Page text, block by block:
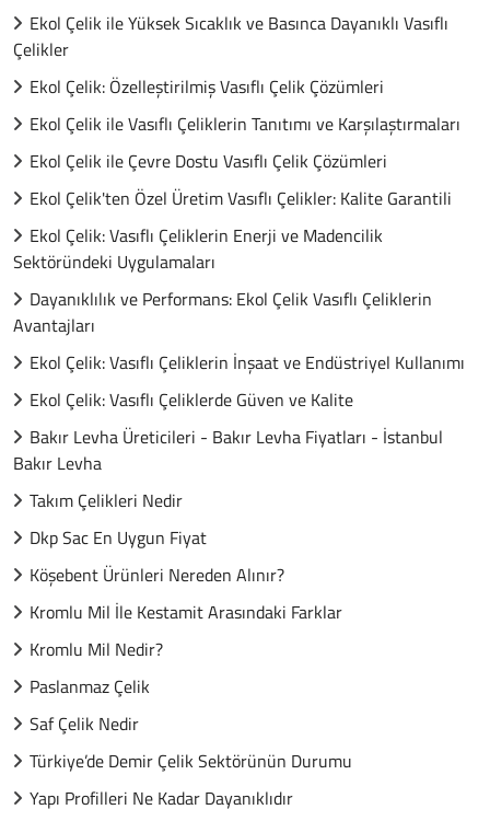
Ekol Çelik ile Yüksek Sıcaklık ve Basınca Dayanıklı Vasıflı
Çelikler
Ekol Çelik: Özelleştirilmiş Vasıflı Çelik Çözümleri
Ekol Çelik ile Vasıflı Çeliklerin Tanıtımı ve Karşılaştırmaları
Ekol Çelik ile Çevre Dostu Vasıflı Çelik Çözümleri
Ekol Çelik'ten Özel Üretim Vasıflı Çelikler: Kalite Garantili
Ekol Çelik: Vasıflı Çeliklerin Enerji ve Madencilik
Sektöründeki Uygulamaları
Dayanıklılık ve Performans: Ekol Çelik Vasıflı Çeliklerin
Avantajları
Ekol Çelik: Vasıflı Çeliklerin İnşaat ve Endüstriyel Kullanımı
Ekol Çelik: Vasıflı Çeliklerde Güven ve Kalite
Bakır Levha Üreticileri - Bakır Levha Fiyatları - İstanbul
Bakır Levha
Takım Çelikleri Nedir
Dkp Sac En Uygun Fiyat
Köşebent Ürünleri Nereden Alınır?
Kromlu Mil İle Kestamit Arasındaki Farklar
Kromlu Mil Nedir?
Paslanmaz Çelik
Saf Çelik Nedir
Türkiye’de Demir Çelik Sektörünün Durumu
Yapı Profilleri Ne Kadar Dayanıklıdır